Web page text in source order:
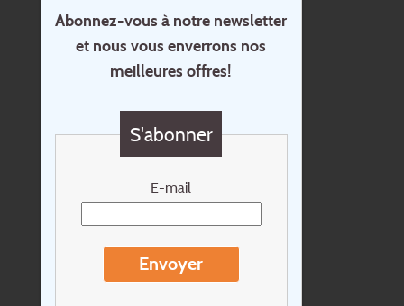
Abonnez-vous à notre newsletter
et nous vous enverrons nos
meilleures offres!
S'abonner
E-mail
Envoyer
Accueil
Contact
Questions?
Newsletter
Conditions de voyage